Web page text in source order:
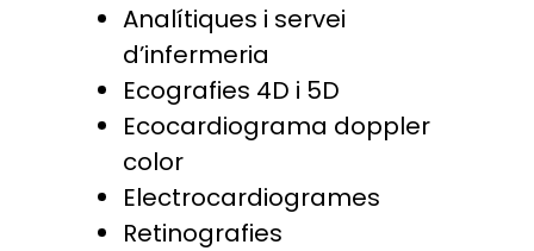
Analítiques i servei
d’infermeria
Ecografies 4D i 5D
Ecocardiograma doppler
color
Electrocardiogrames
Retinografies